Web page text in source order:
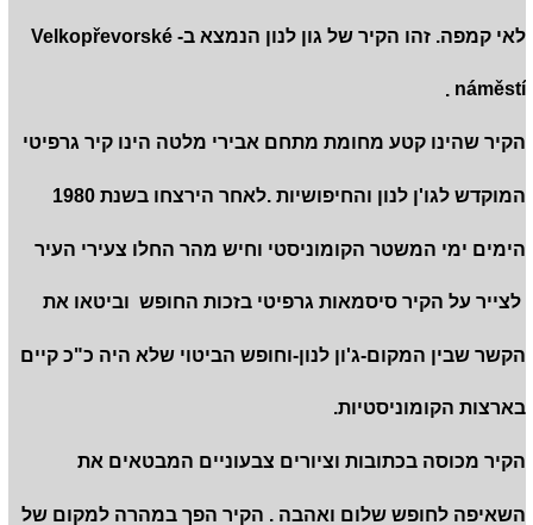
לאי קמפה. זהו הקיר של גון לנון הנמצא ב- Velkopřevorské
náměstí .
הקיר שהינו קטע מחומת מתחם אבירי מלטה הינו קיר גרפיטי
המוקדש לגו'ן לנון והחיפושיות .לאחר הירצחו בשנת 1980
הימים ימי המשטר הקומוניסטי וחיש מהר החלו צעירי העיר
לצייר על הקיר סיסמאות גרפיטי בזכות החופש וביטאו את
הקשר שבין המקום-ג'ון לנון-וחופש הביטוי שלא היה כ"כ קיים
בארצות הקומוניסטיות.
הקיר מכוסה בכתובות וציורים צבעוניים המבטאים את
השאיפה לחופש שלום ואהבה . הקיר הפך במהרה למקום של